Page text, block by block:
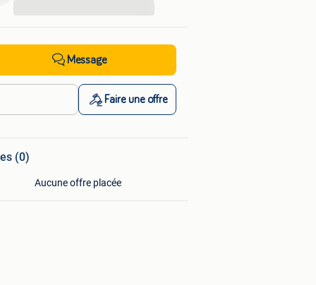
Message
Faire une offre
(0)
Aucune offre placée